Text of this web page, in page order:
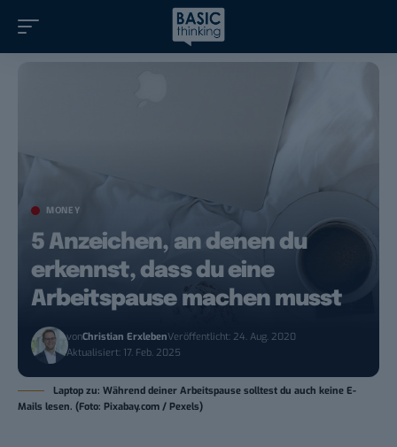
MONEY
5 Anzeichen, an denen du
erkennst, dass du eine
Arbeitspause machen musst
vonChristian ErxlebenVeröffentlicht: 24. Aug. 2020
Aktualisiert: 17. Feb. 2025
Laptop zu: Während deiner Arbeitspause solltest du auch keine E-
Mails lesen. (Foto: Pixabay.com / Pexels)